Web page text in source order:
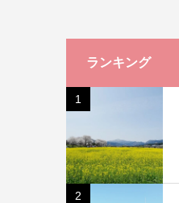
ランキング
1
2